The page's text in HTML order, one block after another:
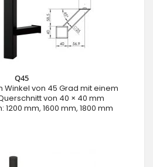
Q45
Winkel von 45 Grad mit einem
von 40 × 40 mm
1200 mm, 1600 mm, 1800 mm